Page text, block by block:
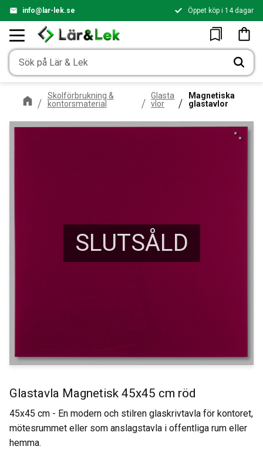
info@lar-lek.se Öppet köp i 14 dagar
Favoriter
Skolförbrukning &
kontorsmaterial
Glasta
vlor
Magnetiska
glastavlor
SLUTSÅLD
Glastavla Magnetisk 45x45 cm röd
45x45 cm - En modern och stilren glaskrivtavla för kontoret,
mötesrummet eller som anslagstavla i offentliga rum eller
hemma.